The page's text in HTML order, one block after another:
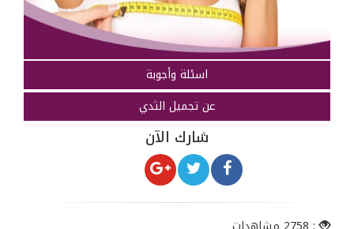
اسئلة وأجوبة
عن تجميل الثدي
شارك الآن